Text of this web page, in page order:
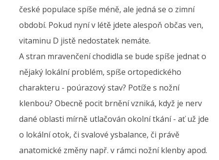
české populace spíše méně, ale jedná se o zimní
období. Pokud nyní v létě jdete alespoň občas ven,
vitaminu D jistě nedostatek nemáte.
A stran mravenčení chodidla se bude spíše jednat o
nějaký lokální problém, spíše ortopedického
charakteru - poúrazový stav? Potíže s nožní
klenbou? Obecně pocit brnění vzniká, když je nerv
dané oblasti mírně utlačován okolní tkání - ať už jde
o lokální otok, či svalové ysbalance, či právě
anatomické změny např. v rámci nožní klenby apod.